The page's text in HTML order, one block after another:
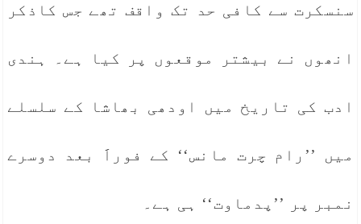
سنسکرت سے کافی حد تک واقف تھے جس کاذکر
انھوں نے بیشتر موقعوں پر کیا ہے۔ ہندی
ادب کی تاریخ میں اودھی بھاشا کے سلسلے
میں ’’رام چرت مانس‘‘ کے فوراََ بعد دوسرے
نمبر پر ’’پدماوت‘‘ ہی ہے۔